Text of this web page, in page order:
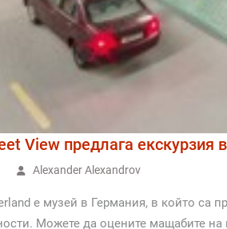
View предлага
Alexander Alexandrov
е музей в Германия, в който са
Можете да оцените мащабите